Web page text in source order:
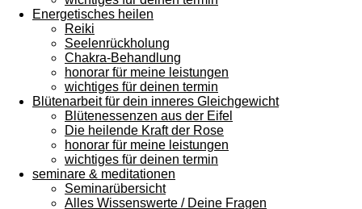
Energetisches heilen
Reiki
Seelenrückholung
Chakra-Behandlung
honorar für meine leistungen
wichtiges für deinen termin
Blütenarbeit für dein inneres Gleichgewicht
Blütenessenzen aus der Eifel
Die heilende Kraft der Rose
honorar für meine leistungen
wichtiges für deinen termin
seminare & meditationen
Seminarübersicht
Alles Wissenswerte / Deine Fragen